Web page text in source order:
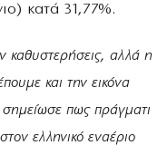
κατά 31,77%.
καθυστερήσεις, αλλά η
και την εικόνα
πως πράγματι
ελληνικό εναέριο